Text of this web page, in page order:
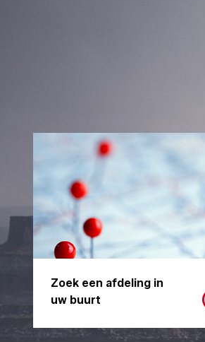
Zoek een afdeling in
uw buurt